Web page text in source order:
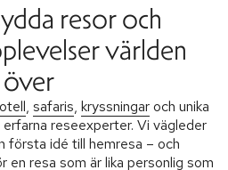
resor och
världen
över
, safaris, kryssningaroch unika
reseexperter. Vi vägleder
första idé till hemresa – och
en resa som är lika personlig som